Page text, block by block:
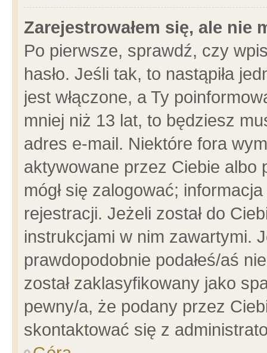
Zarejestrowałem się, ale nie
Po pierwsze, sprawdź, czy
hasło. Jeśli tak, to nastąpiła
jest włączone, a Ty
mniej niż 13 lat, to będziesz
adres e-mail. Niektóre fora
aktywowane przez Ciebie albo
mógł się zalogować;
rejestracji. Jeżeli został do
instrukcjami w nim zawartymi.
prawdopodobnie podałeś/aś
został zaklasyfikowany jako
pewny/a, że podany przez
skontaktować się z